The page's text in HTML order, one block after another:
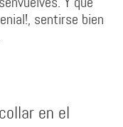
sentirse bien
en el